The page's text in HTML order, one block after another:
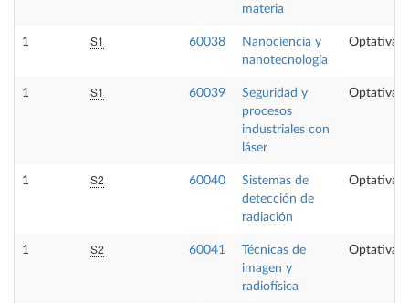
materia
1 S1 60038
Nanociencia y
nanotecnología
Optativa
1 S1 60039
Seguridad y
procesos
industriales con
láser
Optativa
1 S2 60040
Sistemas de
detección de
radiación
Optativa
1 S2 60041
Técnicas de
imagen y
radiofísica
Optativa